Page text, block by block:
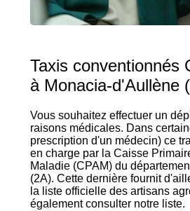
Taxis conventionnés
à Monacia-d'Aullène
Vous souhaitez effectuer un
raisons médicales. Dans
prescription d'un médecin) ce
en charge par la Caisse
Maladie (CPAM) du
(2A). Cette dernière fournit
la liste officielle des artisans
également consulter notre liste.